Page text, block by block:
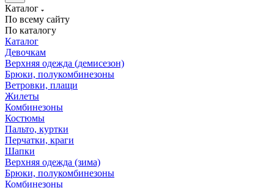
Каталог
По всему сайту
По каталогу
Каталог
Девочкам
Верхняя одежда (демисезон)
Брюки, полукомбинезоны
Ветровки, плащи
Жилеты
Комбинезоны
Костюмы
Пальто, куртки
Перчатки, краги
Шапки
Верхняя одежда (зима)
Брюки, полукомбинезоны
Комбинезоны